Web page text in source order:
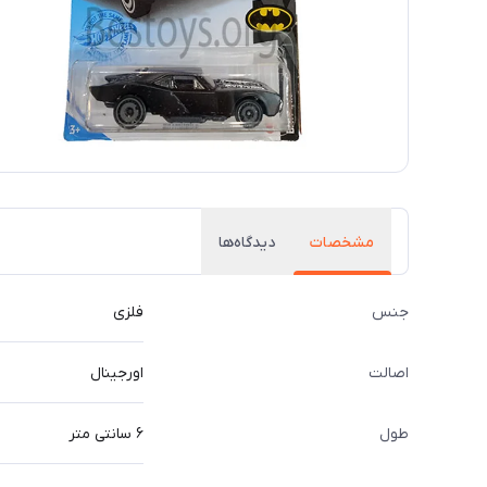
مشخصات دیدگاه‌ها
جنس فلزی
اصالت اورجینال
طول ۶ سانتی متر